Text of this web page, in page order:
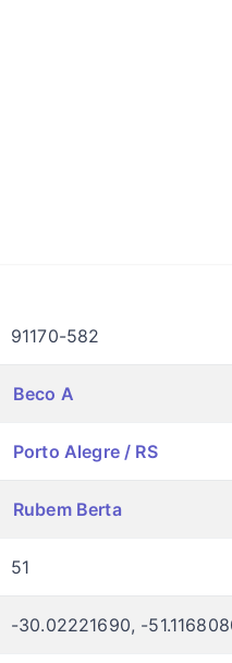
91170-582
Beco A
Porto Alegre / RS
Rubem Berta
51
-30.02221690, -